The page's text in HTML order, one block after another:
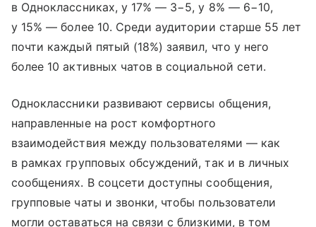
в Одноклассниках, у 17% — 3−5, у 8% — 6−10,
у 15% — более 10. Среди аудитории старше 55 лет
почти каждый пятый (18%) заявил, что у него
более 10 активных чатов в социальной сети.
Одноклассники развивают сервисы общения,
направленные на рост комфортного
взаимодействия между пользователями — как
в рамках групповых обсуждений, так и в личных
сообщениях. В соцсети доступны сообщения,
групповые чаты и звонки, чтобы пользователи
могли оставаться на связи с близкими, в том